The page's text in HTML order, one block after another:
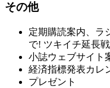
その他
定期購読案内、ラ
で! ツキイチ延長戦
小誌ウェブサイト
経済指標発表カレ
プレゼント